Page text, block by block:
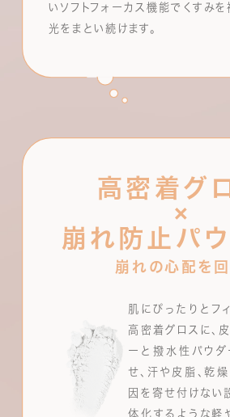
いソフトフォーカス機能でくすみを
光をまとい続けます。
高密着グ
×
崩れ防止パ
崩れの心配を
肌にぴったりとフ
高密着グロスに、
ーと撥水性パウ
せ、汗や皮脂、乾
因を寄せ付けない
体化するような軽